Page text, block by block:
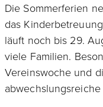
Die Sommerferien
das
läuft noch bis 29.
viele Familien.
Vereinswoche und